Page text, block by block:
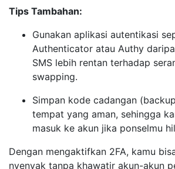
Tips Tambahan:
Gunakan aplikasi autentikasi
Authenticator atau Authy
SMS lebih rentan terhadap
swapping.
Simpan kode cadangan
tempat yang aman, sehingga
masuk ke akun jika ponselmu
Dengan mengaktifkan 2FA, kamu
nyenyak tanpa khawatir akun-akun